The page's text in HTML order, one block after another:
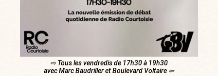
⇨ Tous les vendredis de 17h30 à 19h30
avec Marc Baudriller et Boulevard Voltaire ⇦